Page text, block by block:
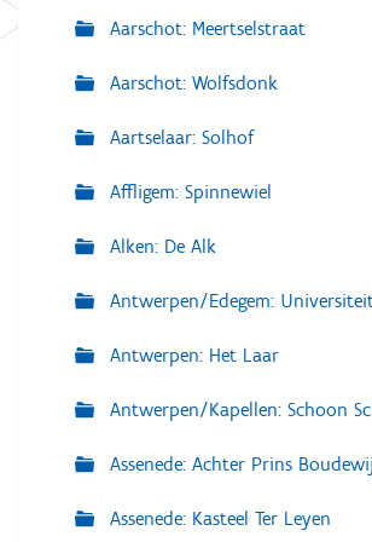
Aarschot: Meertselstraat
Aarschot: Wolfsdonk
Aartselaar: Solhof
Affligem: Spinnewiel
Alken: De Alk
Antwerpen/Edegem:
Antwerpen: Het Laar
Antwerpen/Kapellen: Schoon
Assenede: Achter Prins
Assenede: Kasteel Ter Leyen